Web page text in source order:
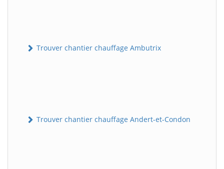
Trouver chantier chauffage Ambutrix
Trouver chantier chauffage Andert-et-Condon